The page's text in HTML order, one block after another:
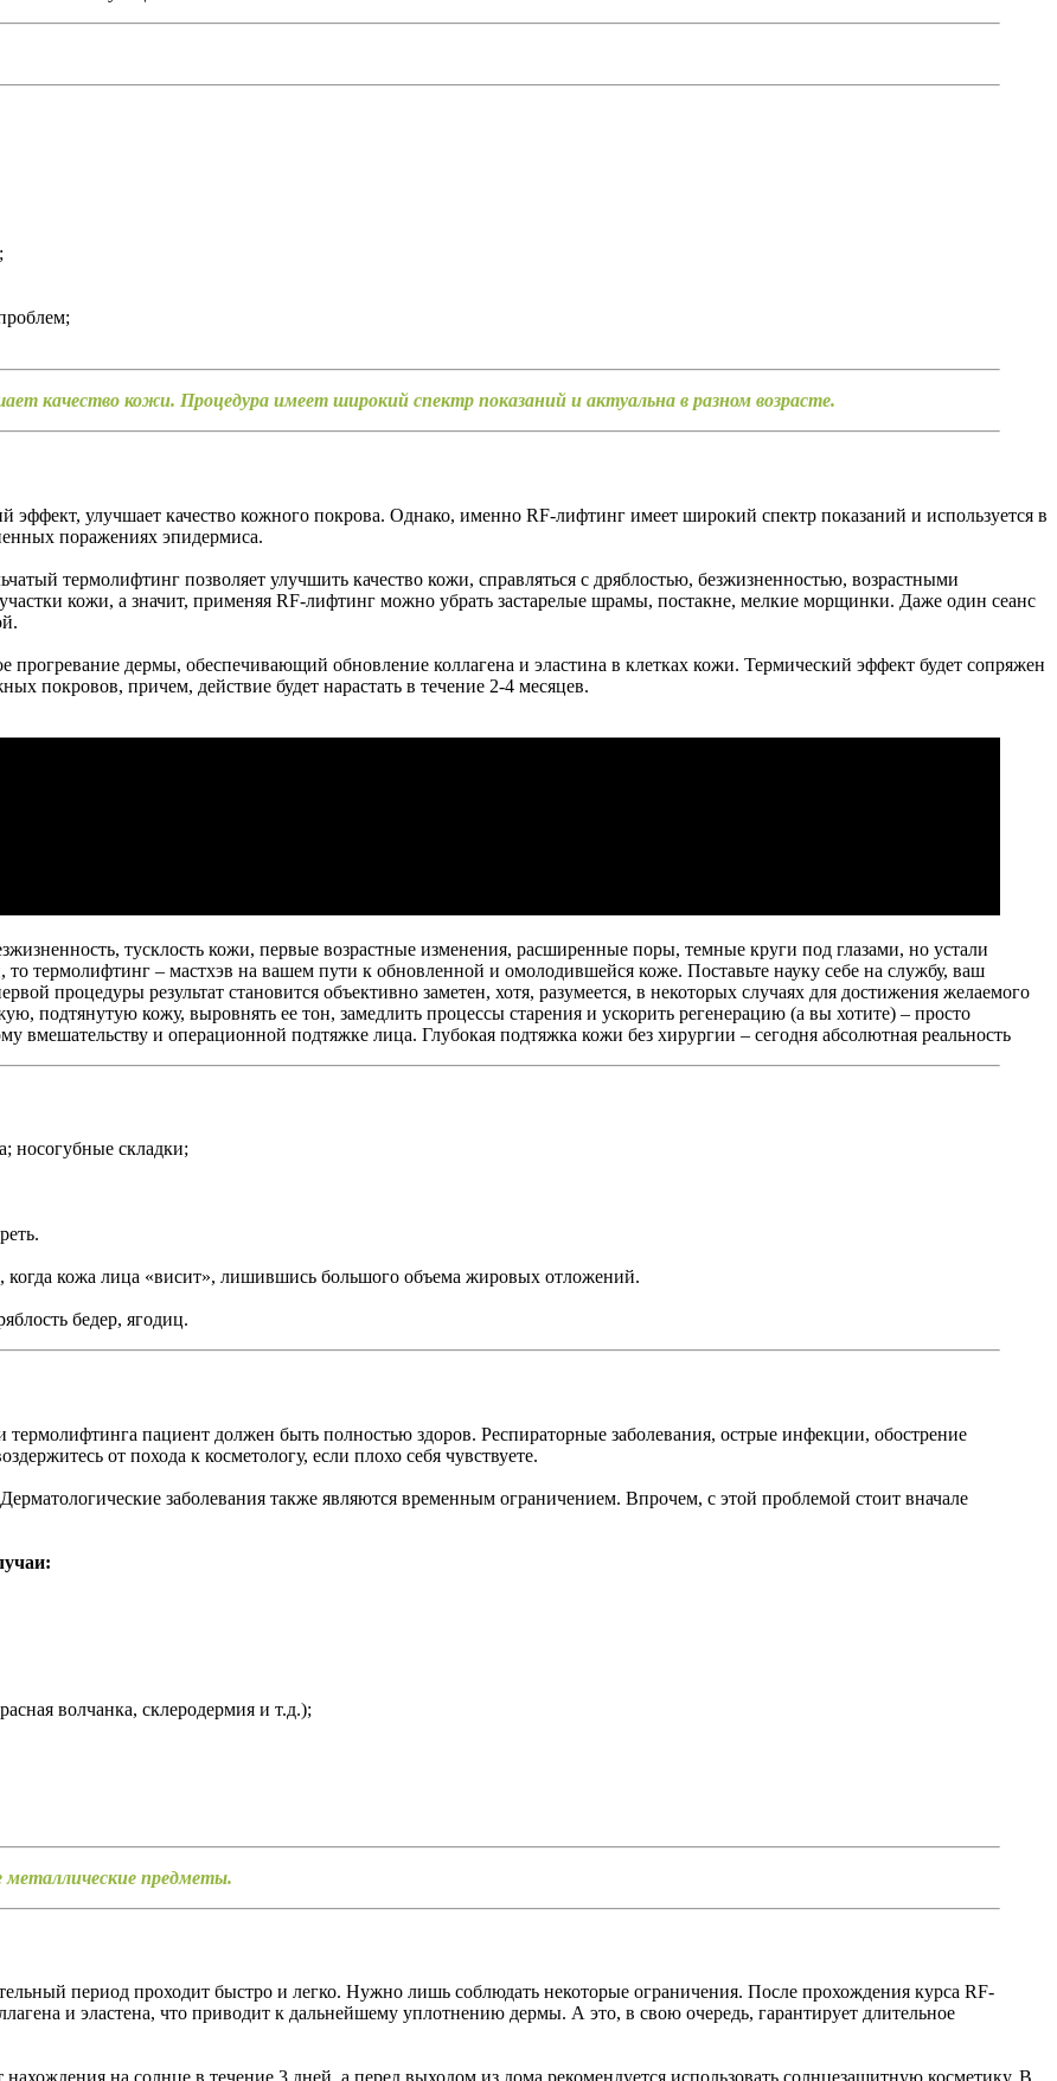
качество кожи. Процедура имеет широкий спектр показаний и актуальна в разном возрасте.
улучшает качество кожного покрова. Однако, именно RF-лифтинг имеет широкий спектр показаний и используется в
поражениях эпидермиса.
термолифтинг позволяет улучшить качество кожи, справляться с дряблостью, безжизненностью, возрастными
кожи, а значит, применяя RF-лифтинг можно убрать застарелые шрамы, постакне, мелкие морщинки. Даже один сеанс
дермы, обеспечивающий обновление коллагена и эластина в клетках кожи. Термический эффект будет сопряжен
покровов, причем, действие будет нарастать в течение 2-4 месяцев.
тусклость кожи, первые возрастные изменения, расширенные поры, темные круги под глазами, но устали
то термолифтинг – мастхэв на вашем пути к обновленной и омолодившейся коже. Поставьте науку себе на службу, ваш
процедуры результат становится объективно заметен, хотя, разумеется, в некоторых случаях для достижения желаемого
подтянутую кожу, выровнять ее тон, замедлить процессы старения и ускорить регенерацию (а вы хотите) – просто
вмешательству и операционной подтяжке лица. Глубокая подтяжка кожи без хирургии – сегодня абсолютная реальность
носогубные складки;
кожа лица «висит», лишившись большого объема жировых отложений.
бедер, ягодиц.
пациент должен быть полностью здоров. Респираторные заболевания, острые инфекции, обострение
от похода к косметологу, если плохо себя чувствуете.
заболевания также являются временным ограничением. Впрочем, с этой проблемой стоит вначале
волчанка, склеродермия и т.д.);
предметы.
период проходит быстро и легко. Нужно лишь соблюдать некоторые ограничения. После прохождения курса RF-
и эластена, что приводит к дальнейшему уплотнению дермы. А это, в свою очередь, гарантирует длительное